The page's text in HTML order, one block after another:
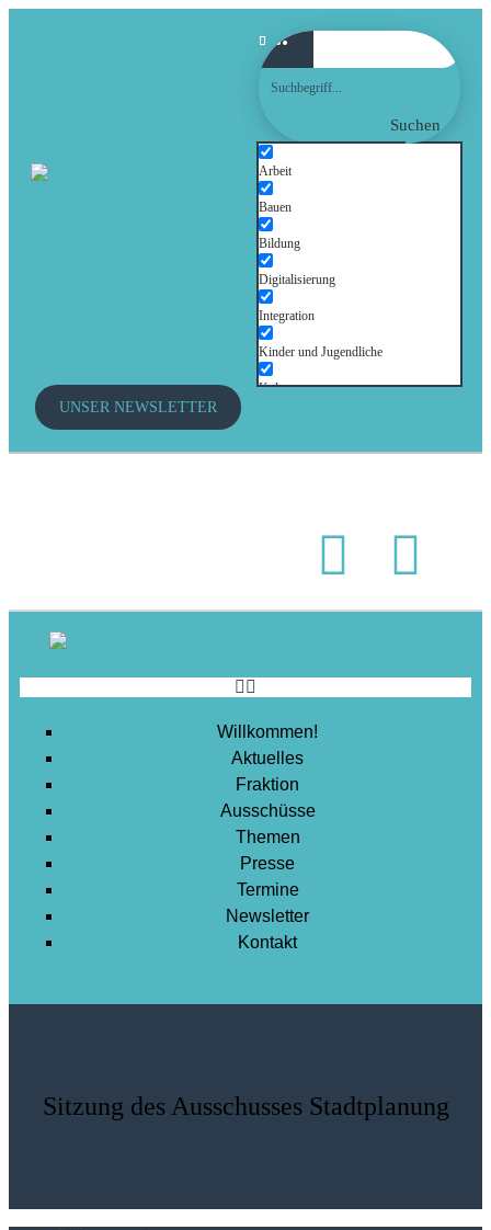
Suchen
Arbeit
Bauen
Bildung
Digitalisierung
Integration
Kinder und Jugendliche
Kultur
Stadtentwicklung
Wohnen
UNSER NEWSLETTER
Willkommen!
Aktuelles
Fraktion
Ausschüsse
Themen
Presse
Termine
Newsletter
Kontakt
Sitzung des Ausschusses Stadtplanung